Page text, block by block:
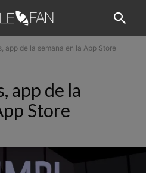
app de la semana en la App Store
app de la
Store